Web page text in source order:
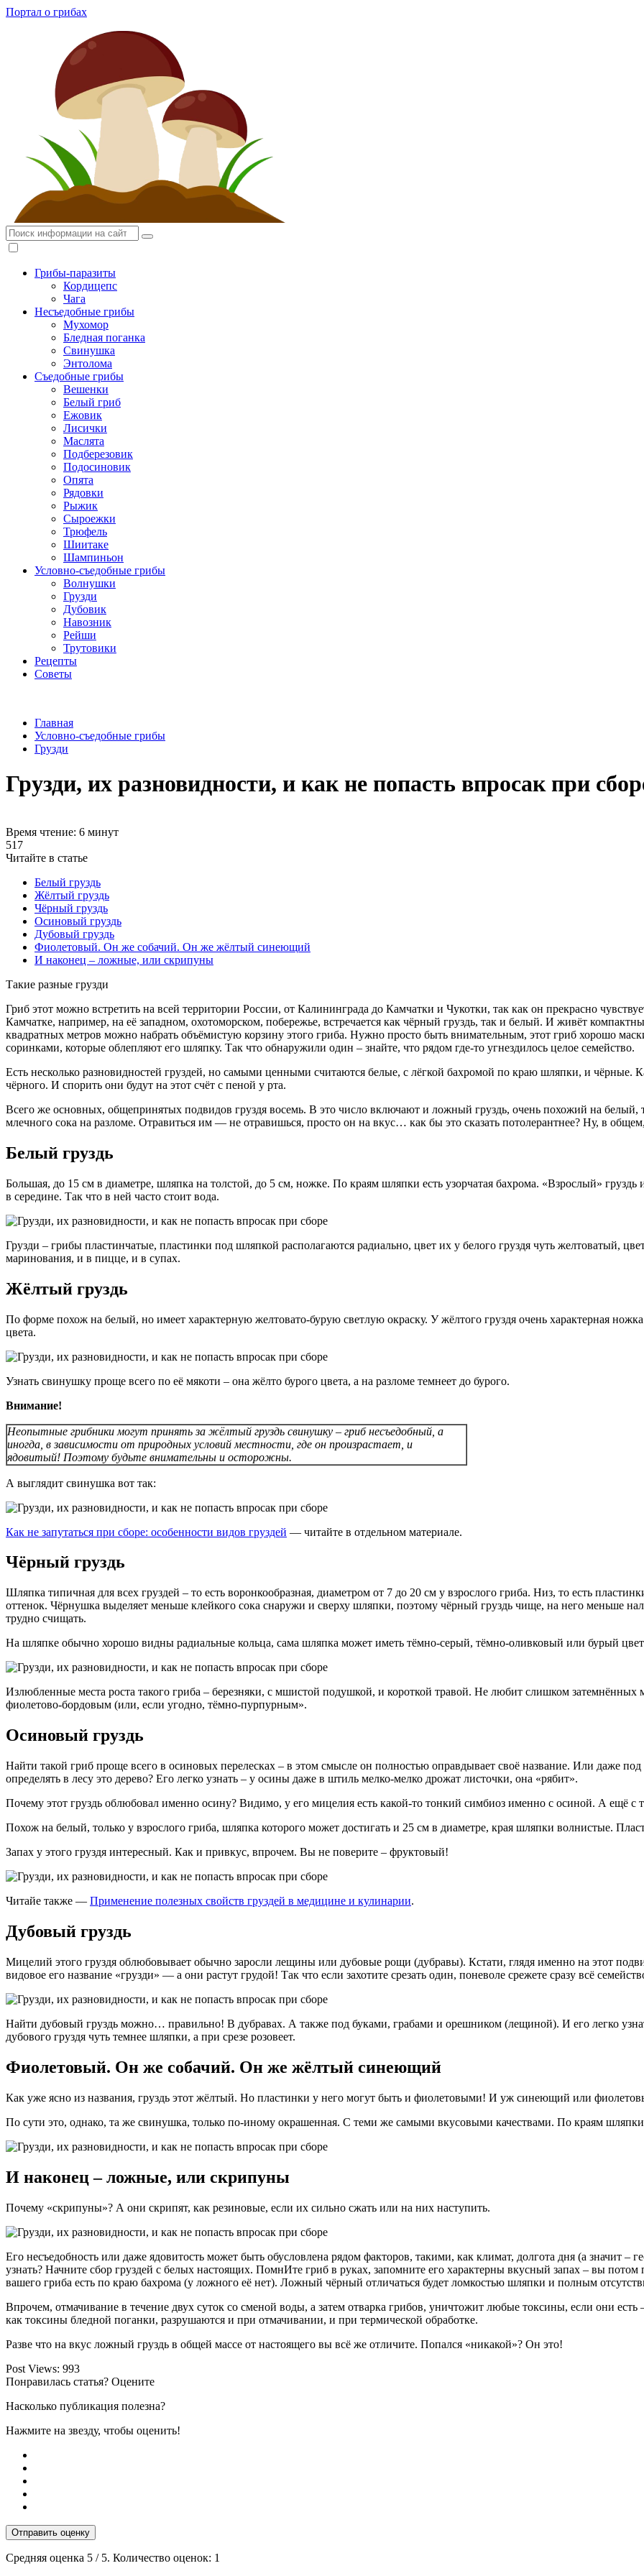
Портал о грибах
Грибы-паразиты
Кордицепс
Чага
Несъедобные грибы
Мухомор
Бледная поганка
Свинушка
Энтолома
Съедобные грибы
Вешенки
Белый гриб
Ежовик
Лисички
Маслята
Подберезовик
Подосиновик
Опята
Рядовки
Рыжик
Сыроежки
Трюфель
Шиитаке
Шампиньон
Условно-съедобные грибы
Волнушки
Грузди
Дубовик
Навозник
Рейши
Трутовики
Рецепты
Советы
Главная
Условно-съедобные грибы
Грузди
Грузди, их разновидности, и как не попасть впросак при
Время чтение: 6 минут
517
Читайте в статье
Белый груздь
Жёлтый груздь
Чёрный груздь
Осиновый груздь
Дубовый груздь
Фиолетовый. Он же собачий. Он же жёлтый синеющий
И наконец – ложные, или скрипуны
Такие разные грузди
Гриб этот можно встретить на всей территории России, от Калининграда до Камчатки и Чукотки, так как он прекрасно
Камчатке, например, на её западном, охотоморском, побережье, встречается как чёрный груздь, так и белый. И живёт
квадратных метров можно набрать объёмистую корзину этого гриба. Нужно просто быть внимательным, этот гриб хорошо
соринками, которые облепляют его шляпку. Так что обнаружили один – знайте, что рядом где-то угнездилось целое семейство.
Есть несколько разновидностей груздей, но самыми ценными считаются белые, с лёгкой бахромой по краю шляпки, и чёрные.
чёрного. И спорить они будут на этот счёт с пеной у рта.
Всего же основных, общепринятых подвидов груздя восемь. В это число включают и ложный груздь, очень похожий на белый,
млечного сока на разломе. Отравиться им — не отравишься, просто он на вкус… как бы это сказать потолерантнее? Ну, в
Белый груздь
Большая, до 15 см в диаметре, шляпка на толстой, до 5 см, ножке. По краям шляпки есть узорчатая бахрома. «Взрослый»
в середине. Так что в ней часто стоит вода.
Грузди – грибы пластинчатые, пластинки под шляпкой располагаются радиально, цвет их у белого груздя чуть желтоватый,
маринования, и в пицце, и в супах.
Жёлтый груздь
По форме похож на белый, но имеет характерную желтовато-бурую светлую окраску. У жёлтого груздя очень характерная
цвета.
Узнать свинушку проще всего по её мякоти – она жёлто бурого цвета, а на разломе темнеет до бурого.
Внимание!
Неопытные грибники могут принять за жёлтый груздь свинушку – гриб несъедобный, а
иногда, в зависимости от природных условий местности, где он произрастает, и
ядовитый! Поэтому будьте внимательны и осторожны.
А выглядит свинушка вот так:
Как не запутаться при сборе: особенности видов груздей — читайте в отдельном материале.
Чёрный груздь
Шляпка типичная для всех груздей – то есть воронкообразная, диаметром от 7 до 20 см у взрослого гриба. Низ, то есть
оттенок. Чёрнушка выделяет меньше клейкого сока снаружи и сверху шляпки, поэтому чёрный груздь чище, на него меньше
трудно счищать.
На шляпке обычно хорошо видны радиальные кольца, сама шляпка может иметь тёмно-серый, тёмно-оливковый или бурый
Излюбленные места роста такого гриба – березняки, с мшистой подушкой, и короткой травой. Не любит слишком затемнённых
фиолетово-бордовым (или, если угодно, тёмно-пурпурным».
Осиновый груздь
Найти такой гриб проще всего в осиновых перелесках – в этом смысле он полностью оправдывает своё название. Или даже
определять в лесу это дерево? Его легко узнать – у осины даже в штиль мелко-мелко дрожат листочки, она «рябит».
Почему этот груздь облюбовал именно осину? Видимо, у его мицелия есть какой-то тонкий симбиоз именно с осиной. А ещё с
Похож на белый, только у взрослого гриба, шляпка которого может достигать и 25 см в диаметре, края шляпки волнистые.
Запах у этого груздя интересный. Как и привкус, впрочем. Вы не поверите – фруктовый!
Читайе также — Применение полезных свойств груздей в медицине и кулинарии.
Дубовый груздь
Мицелий этого груздя облюбовывает обычно заросли лещины или дубовые рощи (дубравы). Кстати, глядя именно на этот
видовое его название «грузди» — а они растут грудой! Так что если захотите срезать один, поневоле срежете сразу всё
Найти дубовый груздь можно… правильно! В дубравах. А также под буками, грабами и орешником (лещиной). И его легко
дубового груздя чуть темнее шляпки, а при срезе розовеет.
Фиолетовый. Он же собачий. Он же жёлтый синеющий
Как уже ясно из названия, груздь этот жёлтый. Но пластинки у него могут быть и фиолетовыми! И уж синеющий или
По сути это, однако, та же свинушка, только по-иному окрашенная. С теми же самыми вкусовыми качествами. По краям
И наконец – ложные, или скрипуны
Почему «скрипуны»? А они скрипят, как резиновые, если их сильно сжать или на них наступить.
Его несъедобность или даже ядовитость может быть обусловлена рядом факторов, такими, как климат, долгота дня (а значит –
узнать? Начните сбор груздей с белых настоящих. ПомнИте гриб в руках, запомните его характерны вкусный запах – вы
вашего гриба есть по краю бахрома (у ложного её нет). Ложный чёрный отличаться будет ломкостью шляпки и полным
Впрочем, отмачивание в течение двух суток со сменой воды, а затем отварка грибов, уничтожит любые токсины, если они есть
как токсины бледной поганки, разрушаются и при отмачивании, и при термической обработке.
Разве что на вкус ложный груздь в общей массе от настоящего вы всё же отличите. Попался «никакой»? Он это!
Post Views: 993
Понравилась статья? Оцените
Насколько публикация полезна?
Нажмите на звезду, чтобы оценить!
Отправить оценку
Средняя оценка 5 / 5. Количество оценок: 1